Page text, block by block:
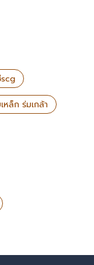
หล็ก ร่มเกล้า